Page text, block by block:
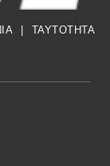
TAYTOTHTA